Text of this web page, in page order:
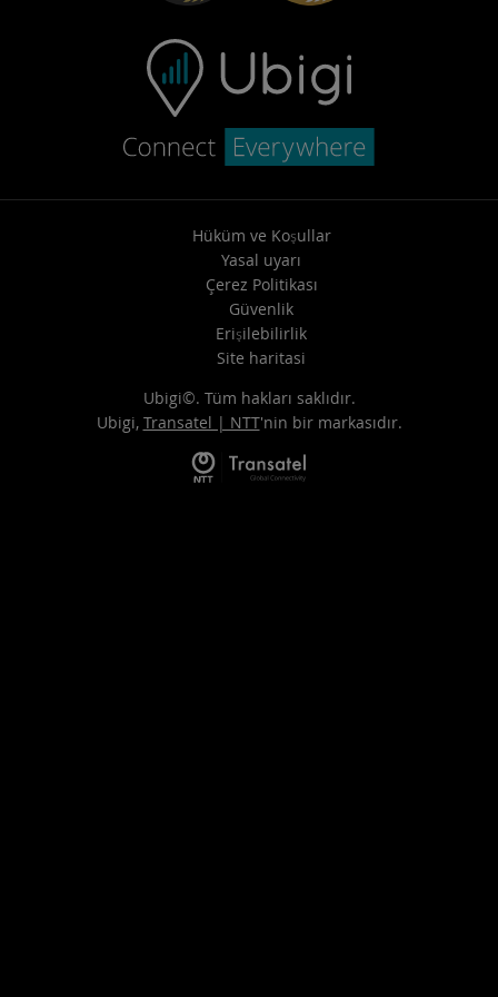
Hüküm ve Koşullar
Yasal uyarı
Çerez Politikası
Güvenlik
Erişilebilirlik
Site haritasi
Ubigi©. Tüm hakları saklıdır.
Ubigi, Transatel | NTT'nin bir markasıdır.